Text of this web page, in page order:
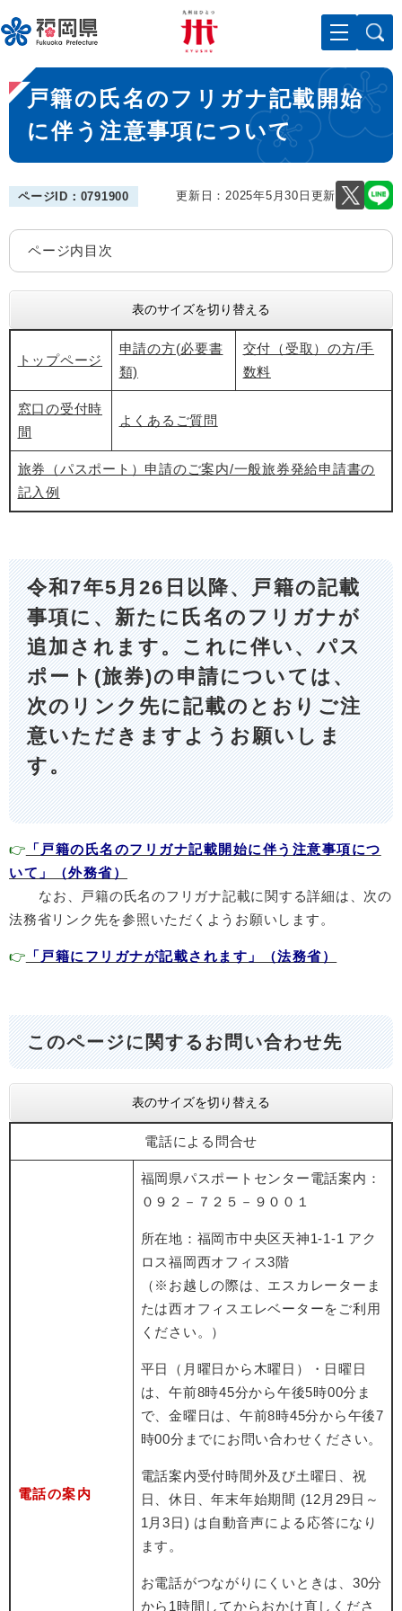
ー
ジ
先
頭
。
メニューを飛ばして本文へ
本
文
戸籍の氏名のフリガナ記載開始
に伴う注意事項について
ページID：0791900 更新日：2025年5月30日更新
ページ内目次
表のサイズを切り替える
トップページ
申請の方(必要書
類)
交付（受取）の方/手
数料
窓口の受付時
間
よくあるご質問
旅券（パスポート）申請のご案内/一般旅券発給申請書の
記入例
令和7年5月26日以降、戸籍の記載
事項に、新たに氏名のフリガナが
追加されます。これに伴い、パス
ポート(旅券)の申請については、
次のリンク先に記載のとおりご注
意いただきますようお願いしま
す。
​👉 「戸籍の氏名のフリガナ記載開始に伴う注意事項につ
いて」（外務省）
なお、戸籍の氏名のフリガナ記載に関する詳細は、次の
法務省リンク先を参照いただくようお願いします。
👉 「戸籍にフリガナが記載されます」（法務省）
このページに関するお問い合わせ先
表のサイズを切り替える
電話による問合せ
電話の案内
福岡県パスポートセンター電話案内：
０９２－７２５－９００１
所在地：福岡市中央区天神1-1-1 アク
ロス福岡西オフィス3階
（※お越しの際は、エスカレーターま
たは西オフィスエレベーターをご利用
ください。）
平日（月曜日から木曜日）・日曜日
は、午前8時45分から午後5時00分ま
で、金曜日は、午前8時45分から午後7
時00分までにお問い合わせください。
電話案内受付時間外及び土曜日、祝
日、休日、年末年始期間 (12月29日～
1月3日) は自動音声による応答になり
ます。
お電話がつながりにくいときは、30分
から1時間してからおかけ直しくださ